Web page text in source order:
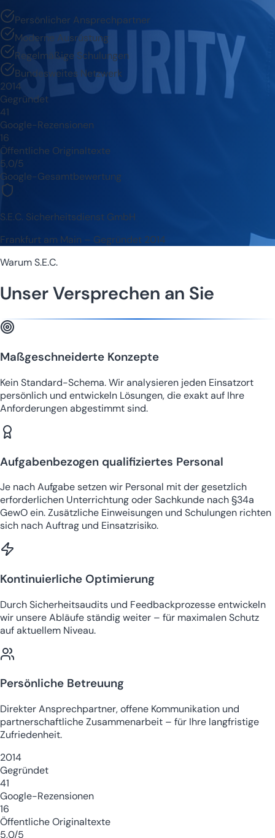
Persönlicher Ansprechpartner
Moderne Ausrüstung
Regelmäßige Schulungen
Bundesweites Netzwerk
2014
Gegründet
41
Google-Rezensionen
16
Öffentliche Originaltexte
5,0/5
Google-Gesamtbewertung
S.E.C. Sicherheitsdienst GmbH
Frankfurt am Main – Gegründet 2014
Warum S.E.C.
Unser Versprechen an Sie
Maßgeschneiderte Konzepte
Kein Standard-Schema. Wir analysieren jeden Einsatzort
persönlich und entwickeln Lösungen, die exakt auf Ihre
Anforderungen abgestimmt sind.
Aufgabenbezogen qualifiziertes Personal
Je nach Aufgabe setzen wir Personal mit der gesetzlich
erforderlichen Unterrichtung oder Sachkunde nach §34a
GewO ein. Zusätzliche Einweisungen und Schulungen richten
sich nach Auftrag und Einsatzrisiko.
Kontinuierliche Optimierung
Durch Sicherheitsaudits und Feedbackprozesse entwickeln
wir unsere Abläufe ständig weiter – für maximalen Schutz
auf aktuellem Niveau.
Persönliche Betreuung
Direkter Ansprechpartner, offene Kommunikation und
partnerschaftliche Zusammenarbeit – für Ihre langfristige
Zufriedenheit.
2014
Gegründet
41
Google-Rezensionen
16
Öffentliche Originaltexte
5,0/5